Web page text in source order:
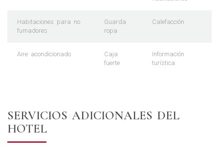
Habitaciones para no
fumadores
Guarda
ropa
Calefacción
Aire acondicionado
Caja
fuerte
Información
turística
SERVICIOS ADICIONALES DEL
HOTEL